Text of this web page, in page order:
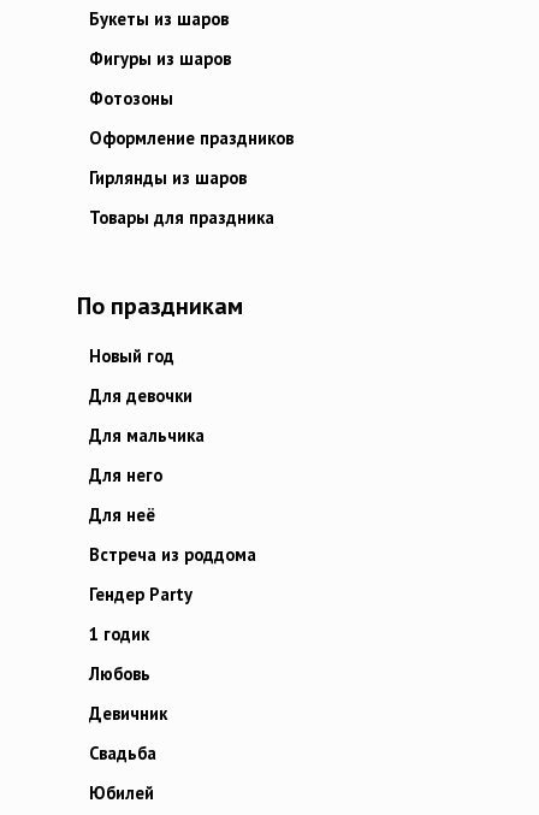
Букеты из шаров
Фигуры из шаров
Фотозоны
Оформление праздников
Гирлянды из шаров
Товары для праздника
По праздникам
Новый год
Для девочки
Для мальчика
Для него
Для неё
Встреча из роддома
Гендер Party
1 годик
Любовь
Девичник
Свадьба
Юбилей